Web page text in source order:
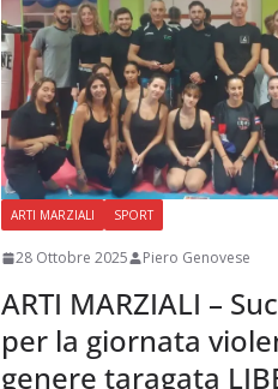
ARTI MARZIALI SPORT
28 Ottobre 2025 Piero Genovese
ARTI MARZIALI –
per la giornata
genere taragata